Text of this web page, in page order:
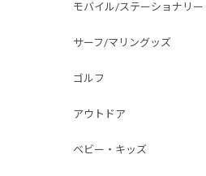
モバイル/ステーショナリー
サーフ/マリングッズ
ゴルフ
アウトドア
ベビー・キッズ